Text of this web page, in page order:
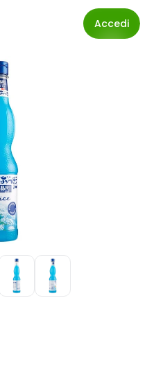
Accedi